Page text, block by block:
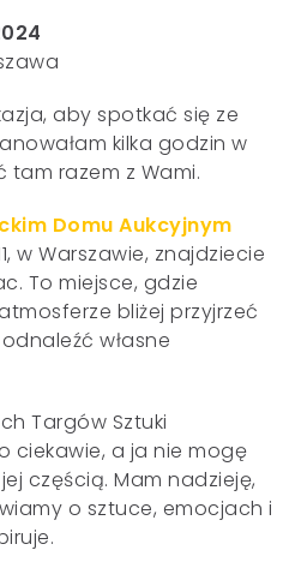
aby spotkać się ze
kilka godzin w
razem z Wami.
Domu Aukcyjnym
w Warszawie, znajdziecie
To miejsce, gdzie
bliżej przyjrzeć
własne
Targów Sztuki
ciekawie, a ja nie mogę
częścią. Mam nadzieję,
o sztuce, emocjach i